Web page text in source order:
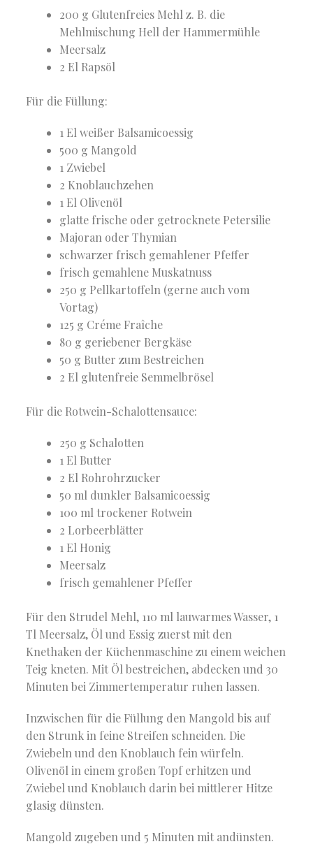
200 g Glutenfreies Mehl z. B. die
Mehlmischung Hell der Hammermühle
Meersalz
2 El Rapsöl
Für die Füllung:
1 El weißer Balsamicoessig
500 g Mangold
1 Zwiebel
2 Knoblauchzehen
1 El Olivenöl
glatte frische oder getrocknete Petersilie
Majoran oder Thymian
schwarzer frisch gemahlener Pfeffer
frisch gemahlene Muskatnuss
250 g Pellkartoffeln (gerne auch vom
Vortag)
125 g Créme Fraîche
80 g geriebener Bergkäse
50 g Butter zum Bestreichen
2 El glutenfreie Semmelbrösel
Für die Rotwein-Schalottensauce:
250 g Schalotten
1 El Butter
2 El Rohrohrzucker
50 ml dunkler Balsamicoessig
100 ml trockener Rotwein
2 Lorbeerblätter
1 El Honig
Meersalz
frisch gemahlener Pfeffer
Für den Strudel Mehl, 110 ml lauwarmes Wasser, 1
Tl Meersalz, Öl und Essig zuerst mit den
Knethaken der Küchenmaschine zu einem weichen
Teig kneten. Mit Öl bestreichen, abdecken und 30
Minuten bei Zimmertemperatur ruhen lassen.
Inzwischen für die Füllung den Mangold bis auf
den Strunk in feine Streifen schneiden. Die
Zwiebeln und den Knoblauch fein würfeln.
Olivenöl in einem großen Topf erhitzen und
Zwiebel und Knoblauch darin bei mittlerer Hitze
glasig dünsten.
Mangold zugeben und 5 Minuten mit andünsten.